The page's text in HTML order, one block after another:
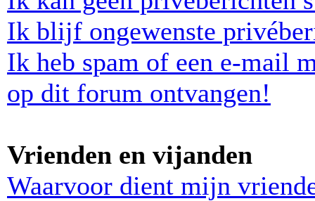
Ik blijf ongewenste
Ik heb spam of een e-mail
op dit forum ontvangen!
Vrienden en vijanden
Waarvoor dient mijn